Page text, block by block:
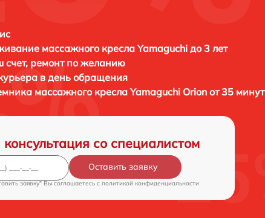
массажного кресла Yamaguchi до 3 лет
счет, ремонт по желанию
в день обращения
массажного креслаYamaguchi Orion от 35 минут
со специалистом
Оставить заявку
заявку" Вы соглашаетесь c политикой конфиденциальности